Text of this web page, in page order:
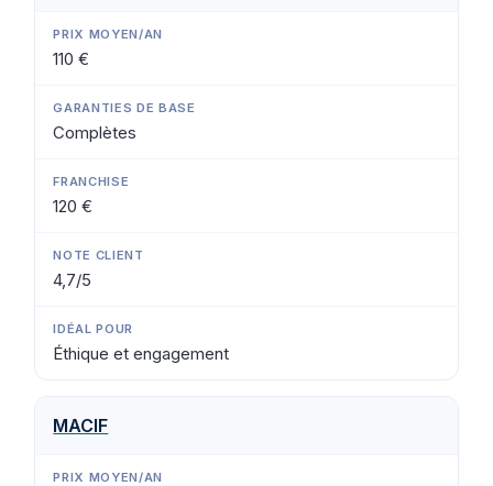
110 €
Complètes
120 €
4,7/5
Éthique et engagement
MACIF